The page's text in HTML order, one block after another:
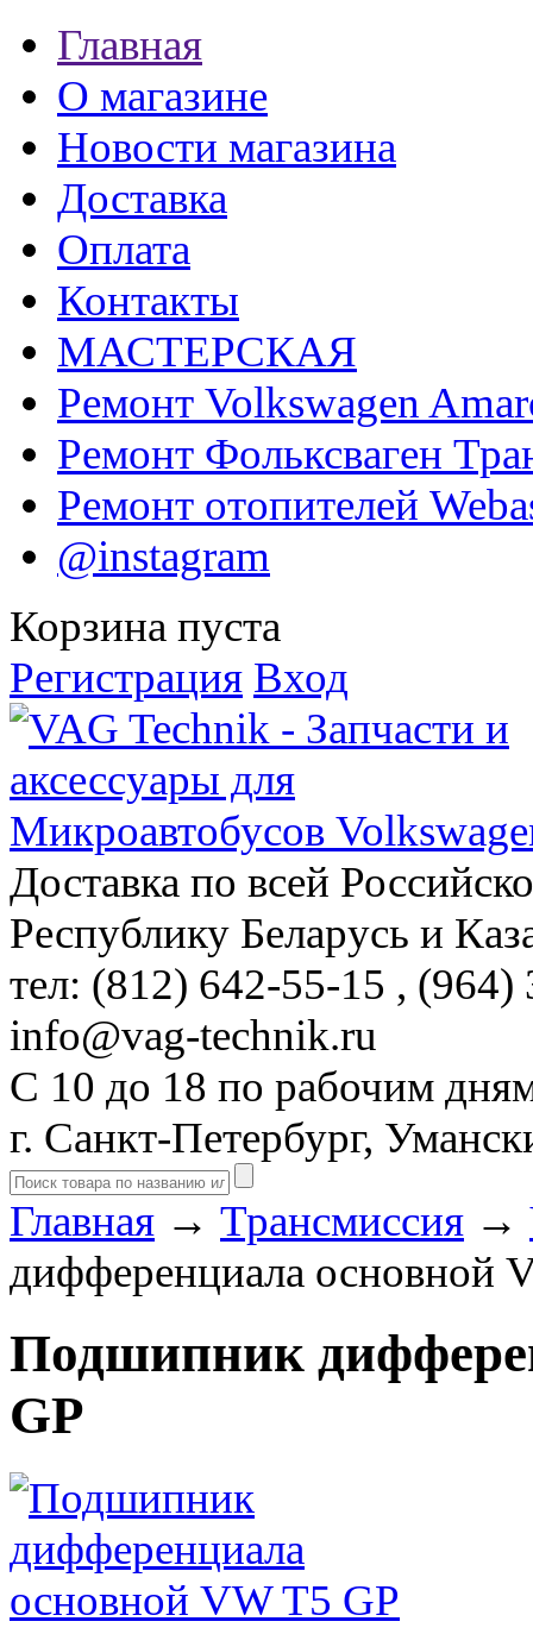
Главная
О магазине
Новости магазина
Доставка
Оплата
Контакты
МАСТЕРСКАЯ
Ремонт Volkswagen
Ремонт Фольксваген
Ремонт отопителей
@instagram
Корзина пуста
Регистрация Вход
Доставка по всей
Республику Беларусь и
тел: (812) 642-55-15 , (964)
info@vag-technik.ru
С 10 до 18 по рабочим
г. Санкт-Петербург,
Главная → Трансмиссия →
дифференциала основной
Подшипник
GP